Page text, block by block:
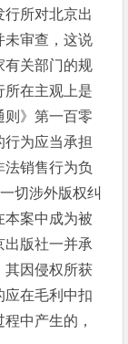
所对北京出
未审查，这说
有关部门的规
所在主观上是
则》第一百零
为应当承担
销售行为负
切涉外版权纠
本案中成为被
出版社一并承
其因侵权所获
应在毛利中扣
中产生的，